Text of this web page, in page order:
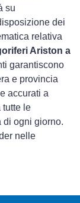
su
dei
relativa
Ariston a
garantiscono
e provincia
accurati a
tutte le
di ogni giorno.
nelle